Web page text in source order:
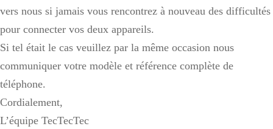
vers nous si jamais vous rencontrez à nouveau des difficultés
pour connecter vos deux appareils.
Si tel était le cas veuillez par la même occasion nous
communiquer votre modèle et référence complète de
téléphone.
Cordialement,
L’équipe TecTecTec